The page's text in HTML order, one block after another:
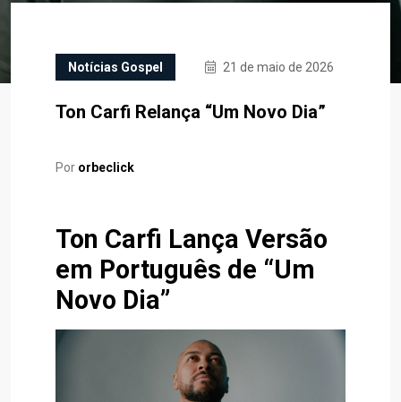
Notícias Gospel 21 de maio de 2026
Ton Carfi Relança “Um Novo Dia”
Por orbeclick
Ton Carfi Lança Versão
em Português de “Um
Novo Dia”